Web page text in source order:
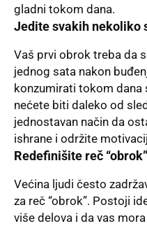
gladni tokom dana.
Jedite svakih nekoliko
Vaš prvi obrok treba da
jednog sata nakon
konzumirati tokom dana
nećete biti daleko od
jednostavan način da
ishrane i održite
Redefinišite reč “obrok”
Većina ljudi često
za reč “obrok”. Postoji
više delova i da vas